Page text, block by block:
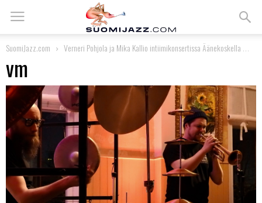
SuomiJazz.com Verneri Pohjola ja Mika Kallio intiimikonsertissa Äänekoskella
vm